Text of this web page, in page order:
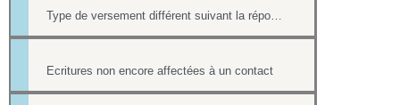
Type de versement différent suivant la réponse à une question d'un formulaire
Ecritures non encore affectées à un contact